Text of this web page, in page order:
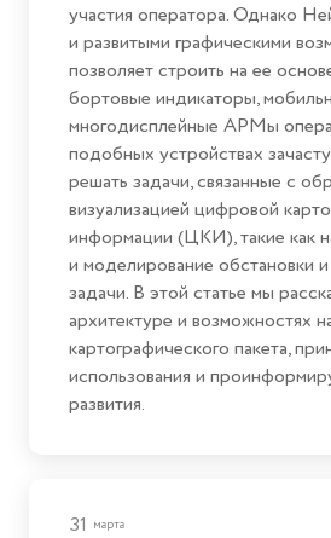
участия оператора. Однако
и развитыми графическими
позволяет строить на ее
бортовые индикаторы,
многодисплейные АРМы
подобных устройствах
решать задачи, связанные с
визуализацией цифровой
информации (ЦКИ), такие как
и моделирование обстановки
задачи. В этой статье мы
архитектуре и возможностях
картографического пакета,
использования и
развития.
31 марта